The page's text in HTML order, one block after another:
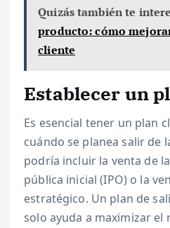
Quizás también te
producto: cómo
cliente
Establecer un
Es esencial tener un plan
cuándo se planea salir de
podría incluir la venta de
pública inicial (IPO) o la
estratégico. Un plan de
solo ayuda a maximizar